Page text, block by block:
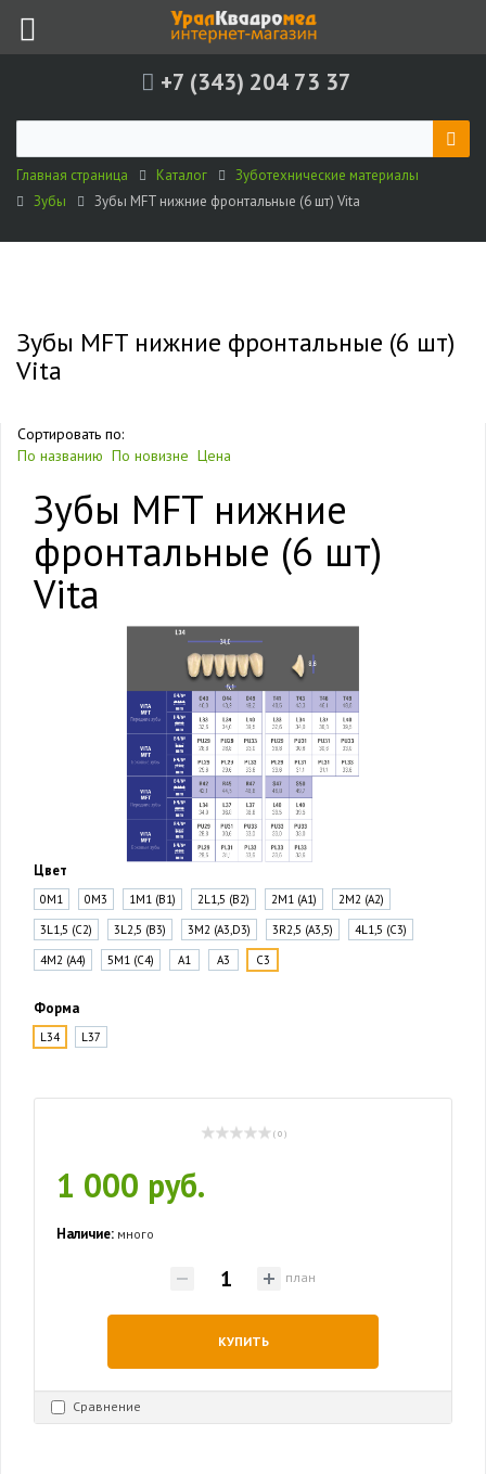
+7 (343) 204 73 37
Главная страница Каталог
Зуботехнические материалы
Зубы
Зубы MFT нижние фронтальные (6 шт) Vita
Зубы MFT нижние фронтальные (6 шт)
Vita
Сортировать по:
По названию По новизне Цена
Зубы MFT нижние
фронтальные (6 шт)
Vita
Цвет
0M1 0M3 1M1 (B1) 2L1,5 (B2) 2M1 (A1)
2M2 (A2)
3L1,5 (C2)
3L2,5 (B3) 3M2 (A3,D3) 3R2,5 (A3,5)
4L1,5 (C3)
4M2 (A4)
5M1 (C4) A1 A3 C3
Форма
L34 L37
( 0 )
1 000 руб.
Наличие: много
план
КУПИТЬ
Сравнение